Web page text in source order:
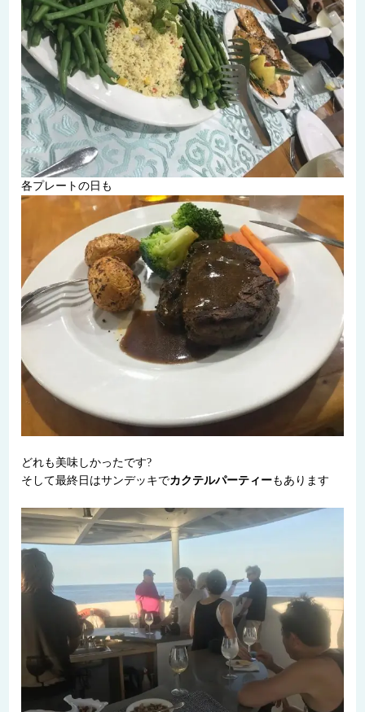
各プレートの日も
どれも美味しかったです?
そして最終日はサンデッキでカクテルパーティーもあります